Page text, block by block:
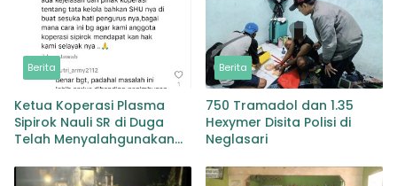
Berita
Ketua Koperasi Plasma
Sipirok Nauli SR di Duga
Telah Menyalahgunakan
Berita
750 Tramadol dan 1.35
Hexymer Disita Polisi di
Neglasari